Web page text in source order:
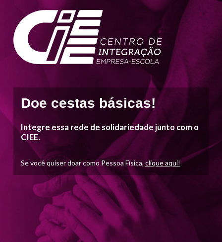
Doe cestas básicas!
Integre essa rede de solidariedade junto com o
CIEE.
Se você quiser doar como Pessoa Física, clique aqui!